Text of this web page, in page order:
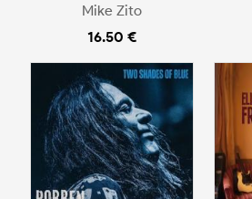
Mike Zito
16.50 €